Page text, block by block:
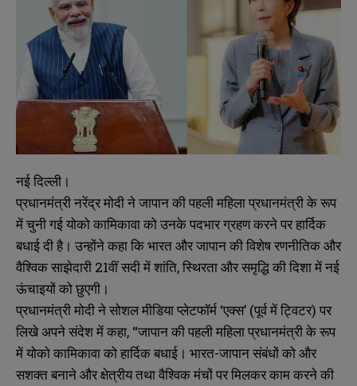
नई दिल्ली।
प्रधानमंत्री नरेंद्र मोदी ने जापान की पहली महिला प्रधानमंत्री के रूप
में चुनी गई योको कामिकावा को उनके पदभार ग्रहण करने पर हार्दिक
बधाई दी है। उन्होंने कहा कि भारत और जापान की विशेष रणनीतिक और
वैश्विक साझेदारी 21वीं सदी में शांति, स्थिरता और समृद्धि की दिशा में नई
ऊंचाइयों को छुएगी।
प्रधानमंत्री मोदी ने सोशल मीडिया प्लेटफॉर्म ‘एक्स’ (पूर्व में ट्विटर) पर
लिखे अपने संदेश में कहा, “जापान की पहली महिला प्रधानमंत्री के रूप
में योको कामिकावा को हार्दिक बधाई। भारत-जापान संबंधों को और
सशक्त बनाने और क्षेत्रीय तथा वैश्विक मंचों पर मिलकर काम करने की